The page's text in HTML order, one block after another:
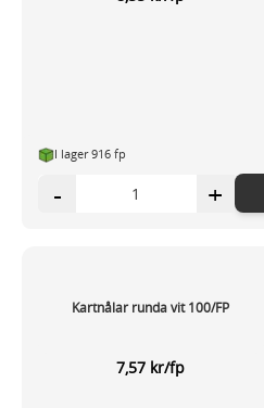
I lager 916 fp
- +
Kartnålar runda vit 100/FP
7,57 kr/fp